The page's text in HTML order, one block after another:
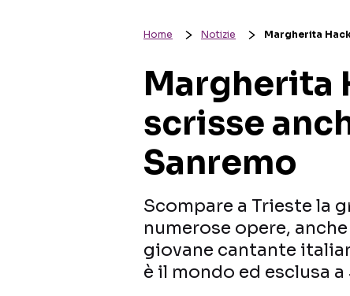
Home Notizie Margherita
Margherita
scrisse
Sanremo
Scompare a Trieste la
numerose opere,
giovane cantante
è il mondo ed esclusa